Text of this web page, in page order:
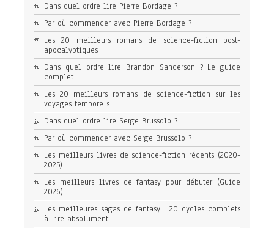
Dans quel ordre lire Pierre Bordage ?
Par où commencer avec Pierre Bordage ?
Les 20 meilleurs romans de science-fiction post-
apocalyptiques
Dans quel ordre lire Brandon Sanderson ? Le guide
complet
Les 20 meilleurs romans de science-fiction sur les
voyages temporels
Dans quel ordre lire Serge Brussolo ?
Par où commencer avec Serge Brussolo ?
Les meilleurs livres de science-fiction récents (2020-
2025)
Les meilleurs livres de fantasy pour débuter (Guide
2026)
Les meilleures sagas de fantasy : 20 cycles complets
à lire absolument